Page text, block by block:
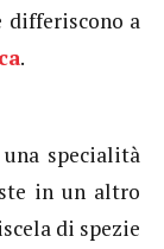
a
.
una specialità
in un altro
di spezie